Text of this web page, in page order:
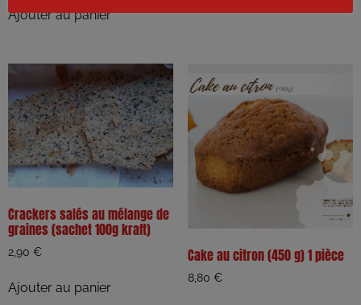
Ajouter au panier
Crackers salés au mélange de
graines (sachet 100g kraft)
2,90 €
Ajouter au panier
Cake au citron (450 g) 1 pièce
8,80 €